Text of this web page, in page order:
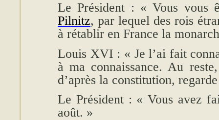
Le Président : « Vous vous
Pilnitz, par lequel des rois
à rétablir en France la
Louis XVI : « Je l’ai fait
à ma connaissance. Au
d’après la constitution,
Le Président : « Vous avez
août. »